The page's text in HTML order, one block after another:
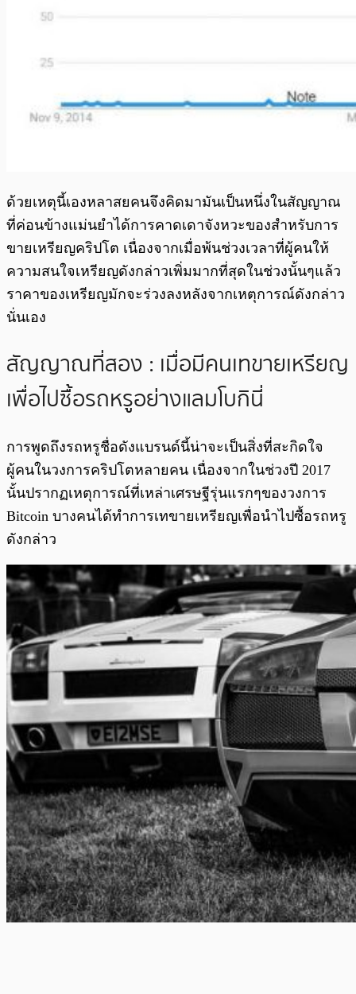
ด้วยเหตุนี้เองหลาสยคนจึงคิดมามันเป็นหนึ่งในสัญญาณ
ที่ค่อนข้างแม่นยำได้การคาดเดาจังหวะของสำหรับการ
ขายเหรียญคริปโต เนื่องจากเมื่อพ้นช่วงเวลาที่ผู้คนให้
ความสนใจเหรียญดังกล่าวเพิ่มมากที่สุดในช่วงนั้นๆแล้ว
ราคาของเหรียญมักจะร่วงลงหลังจากเหตุการณ์ดังกล่าว
นั่นเอง
สัญญาณที่สอง : เมื่อมีคนเทขายเหรียญ
เพื่อไปซื้อรถหรูอย่างแลมโบกินี่
การพูดถึงรถหรูชื่อดังแบรนด์นี้น่าจะเป็นสิ่งที่สะกิดใจ
ผู้คนในวงการคริปโตหลายคน เนื่องจากในช่วงปี 2017
นั้นปรากฏเหตุการณ์ที่เหล่าเศรษฐีรุ่นแรกๆของวงการ
Bitcoin บางคนได้ทำการเทขายเหรียญเพื่อนำไปซื้อรถหรู
ดังกล่าว